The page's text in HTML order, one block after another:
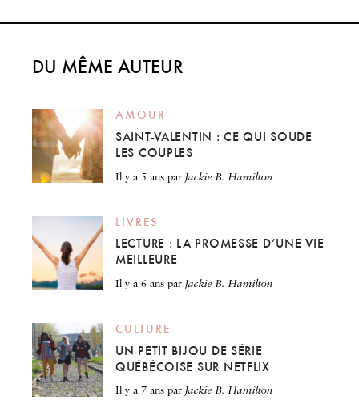
DU MÊME AUTEUR
AMOUR
SAINT-VALENTIN : CE QUI SOUDE
LES COUPLES
il y a 5 ans par Jackie B. Hamilton
LIVRES
LECTURE : LA PROMESSE D’UNE VIE
MEILLEURE
il y a 6 ans par Jackie B. Hamilton
CULTURE
UN PETIT BIJOU DE SÉRIE
QUÉBÉCOISE SUR NETFLIX
il y a 7 ans par Jackie B. Hamilton